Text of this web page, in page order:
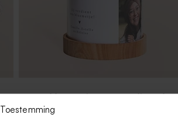
Toestemming
Droogbloemen in gepersonaliseerde
stolp met eigen tekst en foto - L